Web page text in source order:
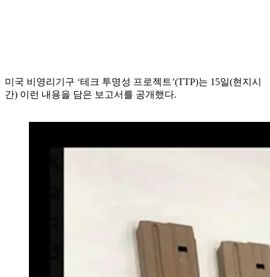
미국 비영리기구 ‘테크 투명성 프로젝트’(TTP)는 15일(현지시
간) 이런 내용을 담은 보고서를 공개했다.